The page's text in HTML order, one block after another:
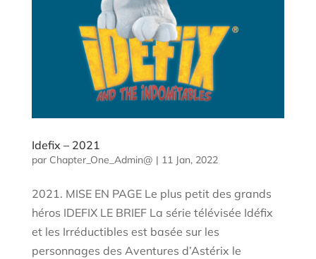
Idefix – 2021
par Chapter_One_Admin@ | 11 Jan, 2022
2021. MISE EN PAGE Le plus petit des grands
héros IDEFIX LE BRIEF La série télévisée Idéfix
et les Irréductibles est basée sur les
personnages des Aventures d’Astérix le